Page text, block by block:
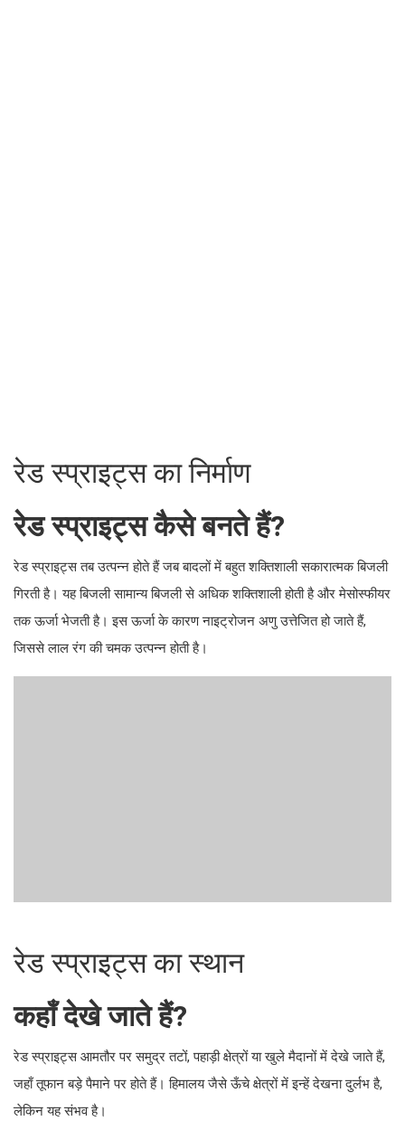
रेड स्प्राइट्स का निर्माण
रेड स्प्राइट्स कैसे बनते हैं?
रेड स्प्राइट्स तब उत्पन्न होते हैं जब बादलों में बहुत शक्तिशाली सकारात्मक बिजली
गिरती है। यह बिजली सामान्य बिजली से अधिक शक्तिशाली होती है और मेसोस्फीयर
तक ऊर्जा भेजती है। इस ऊर्जा के कारण नाइट्रोजन अणु उत्तेजित हो जाते हैं,
जिससे लाल रंग की चमक उत्पन्न होती है।
रेड स्प्राइट्स का स्थान
कहाँ देखे जाते हैं?
रेड स्प्राइट्स आमतौर पर समुद्र तटों, पहाड़ी क्षेत्रों या खुले मैदानों में देखे जाते हैं,
जहाँ तूफान बड़े पैमाने पर होते हैं। हिमालय जैसे ऊँचे क्षेत्रों में इन्हें देखना दुर्लभ है,
लेकिन यह संभव है।